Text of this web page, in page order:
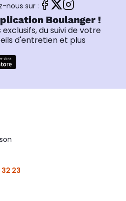
nous sur :
Boulanger !
du suivi de votre
d'entretien et plus
23